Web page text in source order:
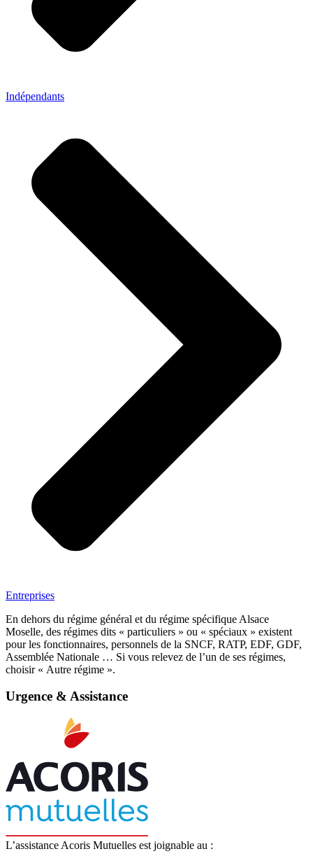
Indépendants
Entreprises
En dehors du régime général et du régime spécifique Alsace
Moselle, des régimes dits « particuliers » ou « spéciaux » existent
pour les fonctionnaires, personnels de la SNCF, RATP, EDF, GDF,
Assemblée Nationale … Si vous relevez de l’un de ses régimes,
choisir « Autre régime ».
Urgence & Assistance
L’assistance Acoris Mutuelles est joignable au :